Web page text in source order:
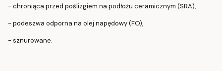
- chroniąca przed poślizgiem na podłożu ceramicznym (SRA),
- podeszwa odporna na olej napędowy (FO),
- sznurowane.